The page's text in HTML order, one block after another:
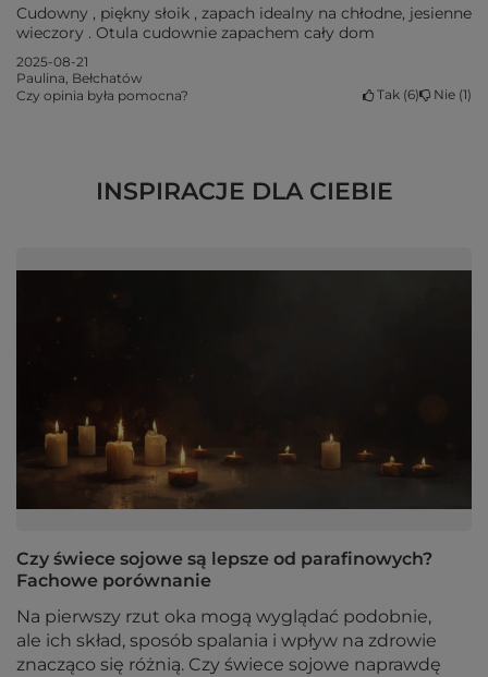
Cudowny , piękny słoik , zapach idealny na chłodne, jesienne
wieczory . Otula cudownie zapachem cały dom
2025-08-21
Paulina, Bełchatów
Czy opinia była pomocna?
Tak 6 Nie 1
INSPIRACJE DLA CIEBIE
Czy świece sojowe są lepsze od parafinowych?
Fachowe porównanie
Na pierwszy rzut oka mogą wyglądać podobnie,
ale ich skład, sposób spalania i wpływ na zdrowie
znacząco się różnią. Czy świece sojowe naprawdę